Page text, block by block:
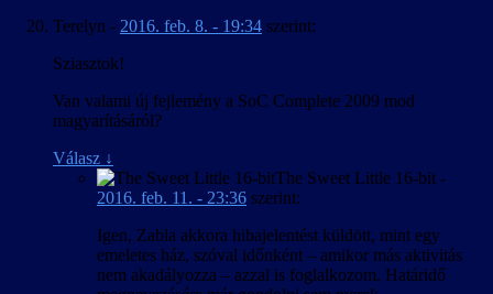
Terelyn - 2016. feb. 8. - 19:34 szerint:
Sziasztok!
Van valami új fejlemény a SoC Complete 2009 mod
magyarításáról?
Válasz ↓
The Sweet Little 16-bit -
2016. feb. 11. - 23:36 szerint:
Igen, Zabla akkora hibajelentést küldött, mint egy
emeletes ház, szóval időnként – amikor más aktivitás
nem akadályozza – azzal is foglalkozom. Határidő